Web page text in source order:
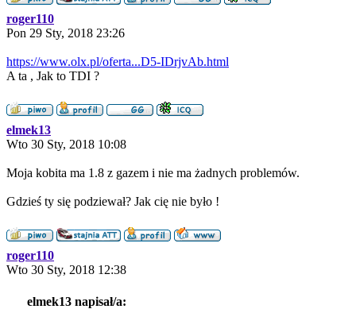
roger110
Pon 29 Sty, 2018 23:26
https://www.olx.pl/oferta...D5-IDrjvAb.html
A ta , Jak to TDI ?
elmek13
Wto 30 Sty, 2018 10:08
Moja kobita ma 1.8 z gazem i nie ma żadnych problemów.
Gdzieś ty się podziewał? Jak cię nie było !
roger110
Wto 30 Sty, 2018 12:38
elmek13 napisał/a: